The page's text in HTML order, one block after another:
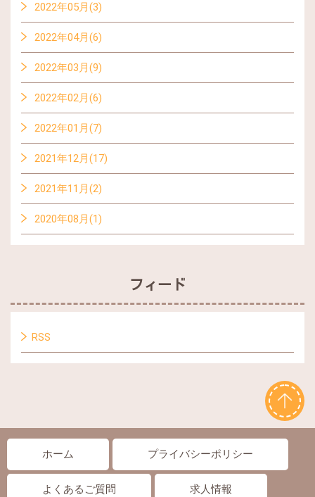
2022年05月(3)
2022年04月(6)
2022年03月(9)
2022年02月(6)
2022年01月(7)
2021年12月(17)
2021年11月(2)
2020年08月(1)
フィード
RSS
ホーム プライバシーポリシー
よくあるご質問 求人情報